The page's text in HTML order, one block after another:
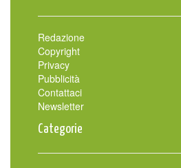
Redazione
Copyright
Privacy
Pubblicità
Contattaci
Newsletter
Categorie